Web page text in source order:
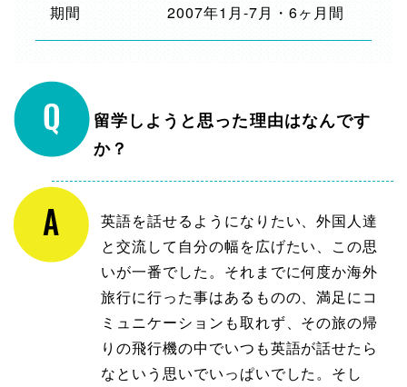
期間 2007年1月-7月・6ヶ月間
留学しようと思った理由はなんです
か？
英語を話せるようになりたい、外国人達
と交流して自分の幅を広げたい、この思
いが一番でした。それまでに何度か海外
旅行に行った事はあるものの、満足にコ
ミュニケーションも取れず、その旅の帰
りの飛行機の中でいつも英語が話せたら
なという思いでいっぱいでした。そし